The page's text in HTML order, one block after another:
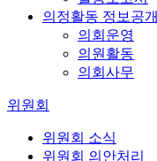
의정활동 정보공개
의회운영
의원활동
의회사무
위원회
위원회 소식
위원회 의안처리